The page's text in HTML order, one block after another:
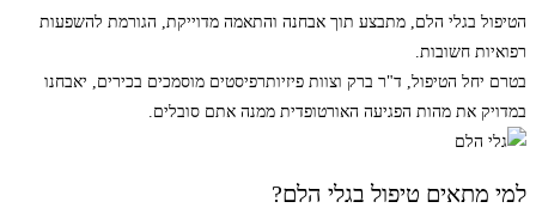
הטיפול בגלי הלם, מתבצע תוך אבחנה והתאמה מדוייקת, הגורמת להשפעות
רפואיות חשובות.
בטרם יחל הטיפול, ד"ר ברק וצוות פיזיותרפיסטים מוסמכים בכירים, יאבחנו
במדויק את מהות הפגיעה האורטופדית ממנה אתם סובלים.
למי מתאים טיפול בגלי הלם?